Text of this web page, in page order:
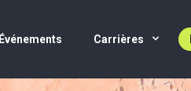
Événements Carrières